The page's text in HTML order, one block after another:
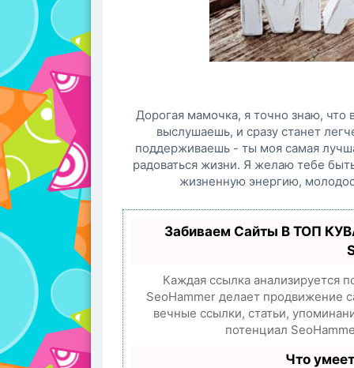
Дорогая мамочка, я точно знаю, что
выслушаешь, и сразу станет
поддерживаешь - ты моя самая
радоваться жизни. Я желаю тебе
жизненную энергию,
Забиваем Сайты В ТОП
Каждая ссылка анализируется
SeoHammer делает продвижение
вечные ссылки, статьи,
потенциал
Что